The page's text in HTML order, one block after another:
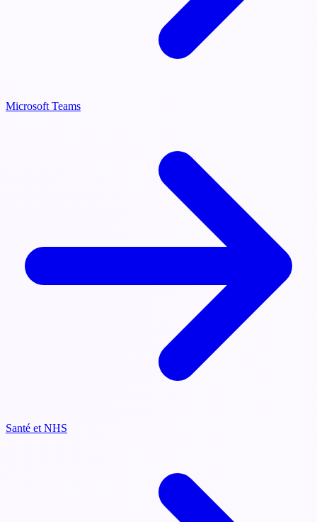
Microsoft Teams
Santé et NHS